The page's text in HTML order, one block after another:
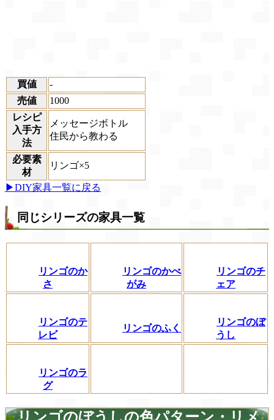
買値
-
売値
1000
レシピ
入手方
法
メッセージボトル
住民から教わる
必要素
材
リンゴ×5
▶DIY家具一覧に戻る
同じシリーズの家具一覧
リンゴのか
さ
リンゴのかべ
がみ
リンゴのチ
ェア
リンゴのテ
レビ
リンゴのふく
リンゴのぼ
うし
リンゴのラ
グ